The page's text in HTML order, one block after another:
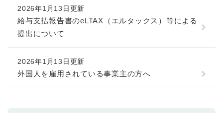
2026年1月13日更新
給与支払報告書のeLTAX（エルタックス）等による
提出について
2026年1月13日更新
外国人を雇用されている事業主の方へ